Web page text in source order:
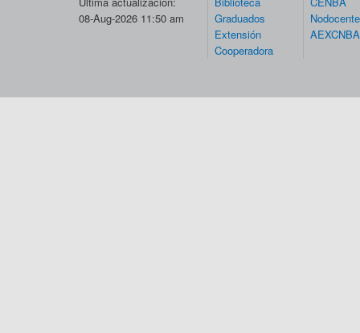
08-Aug-2026 11:50 am
Graduados
Extensión
Cooperadora
AEXCNBA